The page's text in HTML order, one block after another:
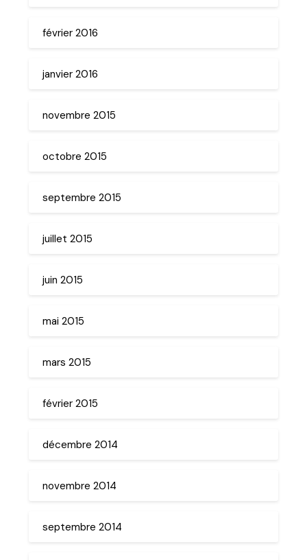
février 2016
janvier 2016
novembre 2015
octobre 2015
septembre 2015
juillet 2015
juin 2015
mai 2015
mars 2015
février 2015
décembre 2014
novembre 2014
septembre 2014